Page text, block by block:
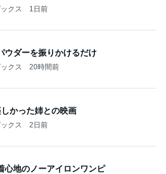
クス 1日前
ウダーを振りかけるだけ
クス 20時間前
かった姉との映画
クス 2日前
心地のノーアイロンワンピ